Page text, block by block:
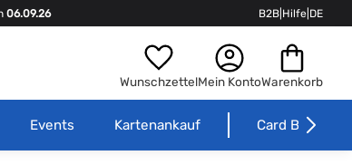
06.09.26 B2B Hilfe DE
WunschzettelMein KontoWarenkorb
Events Kartenankauf Card Börse